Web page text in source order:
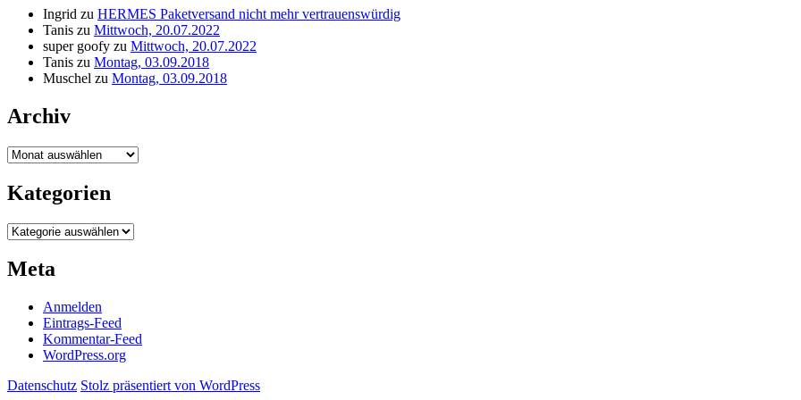
Ingrid zu HERMES Paketversand nicht mehr vertrauenswürdig
Tanis zu Mittwoch, 20.07.2022
super goofy zu Mittwoch, 20.07.2022
Tanis zu Montag, 03.09.2018
Muschel zu Montag, 03.09.2018
Archiv
Archiv
Kategorien
Kategorien
Meta
Anmelden
Eintrags-Feed
Kommentar-Feed
WordPress.org
Datenschutz Stolz präsentiert von WordPress